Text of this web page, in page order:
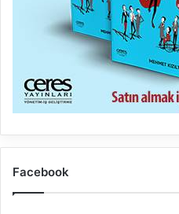
Facebook